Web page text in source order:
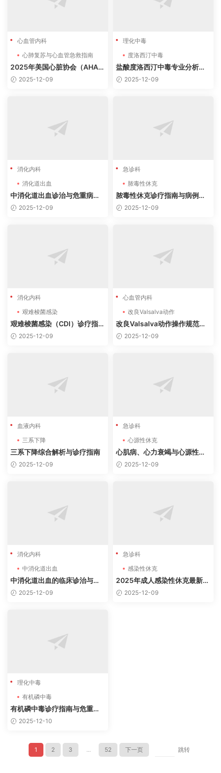
心血管内科
心肺复苏与心血管急救指南
2025年美国心脏协会（AHA）
心肺复苏与心血管急救指南
2025-12-09
理化中毒
度洛西汀中毒
盐酸度洛西汀中毒专业分析及
病例2025-12-09
消化内科
消化道出血
中消化道出血诊治与危重病例
分析：基于最新指南的临床实
2025-12-09
急诊科
脓毒性休克
脓毒性休克诊疗指南与病例分
析（2024-2025最新）
2025-12-09
消化内科
艰难梭菌感染
艰难梭菌感染（CDI）诊疗指南
解读及病例分析
2025-12-09
心血管内科
改良Valsalva动作
改良Valsalva动作操作规范指
南（2025最新版）
2025-12-09
血液内科
三系下降
三系下降综合解析与诊疗指南
2025-12-09
急诊科
心源性休克
心肌病、心力衰竭与心源性休
克的诊疗精要与危重病例分析
2025-12-09
消化内科
中消化道出血
中消化道出血的临床诊治与危
重病例分析
2025-12-09
急诊科
感染性休克
2025年成人感染性休克最新指
南解读与病例分析
2025-12-09
理化中毒
有机磷中毒
有机磷中毒诊疗指南与危重病
例分析
2025-12-10
1 2 3 ... 52 下一页 跳转